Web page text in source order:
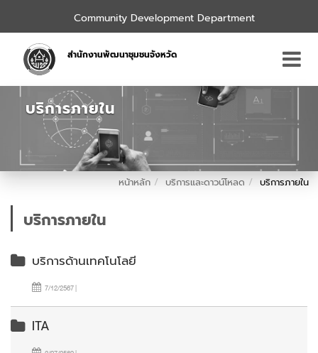
Community Development Department
สำนักงานพัฒนาชุมชนจังหวัด
บริการภายใน
หน้าหลัก บริการและดาวน์โหลด บริการภายใน
บริการภายใน
บริการด้านเทคโนโลยี
7/12/2567 |
ITA